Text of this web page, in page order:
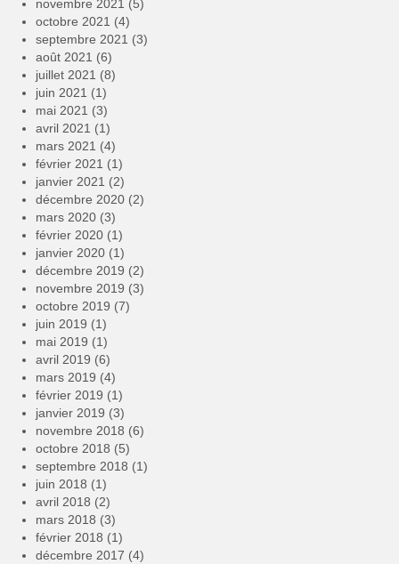
novembre 2021 (5)
octobre 2021 (4)
septembre 2021 (3)
août 2021 (6)
juillet 2021 (8)
juin 2021 (1)
mai 2021 (3)
avril 2021 (1)
mars 2021 (4)
février 2021 (1)
janvier 2021 (2)
décembre 2020 (2)
mars 2020 (3)
février 2020 (1)
janvier 2020 (1)
décembre 2019 (2)
novembre 2019 (3)
octobre 2019 (7)
juin 2019 (1)
mai 2019 (1)
avril 2019 (6)
mars 2019 (4)
février 2019 (1)
janvier 2019 (3)
novembre 2018 (6)
octobre 2018 (5)
septembre 2018 (1)
juin 2018 (1)
avril 2018 (2)
mars 2018 (3)
février 2018 (1)
décembre 2017 (4)